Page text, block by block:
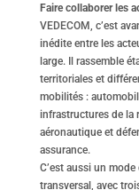
Faire collaborer les
VEDECOM, c’est
inédite entre les
large. Il rassemble
territoriales et
mobilités :
infrastructures de la
aéronautique et
assurance.
C’est aussi un
transversal, avec